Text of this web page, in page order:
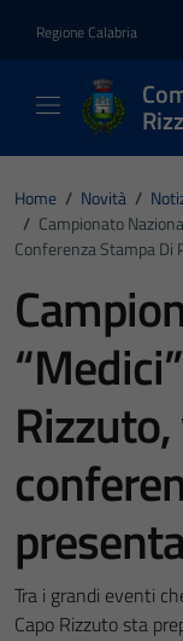
Regione Calabria
Home / Novità /
/ Campionato
Conferenza Stampa Di
Tra i grandi eventi
Capo Rizzuto sta